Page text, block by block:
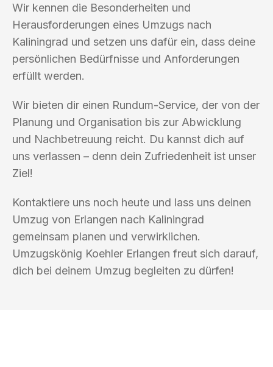
Wir kennen die Besonderheiten und
Herausforderungen eines Umzugs nach
Kaliningrad und setzen uns dafür ein, dass deine
persönlichen Bedürfnisse und Anforderungen
erfüllt werden.
Wir bieten dir einen Rundum-Service, der von der
Planung und Organisation bis zur Abwicklung
und Nachbetreuung reicht. Du kannst dich auf
uns verlassen – denn dein Zufriedenheit ist unser
Ziel!
Kontaktiere uns noch heute und lass uns deinen
Umzug von Erlangen nach Kaliningrad
gemeinsam planen und verwirklichen.
Umzugskönig Koehler Erlangen freut sich darauf,
dich bei deinem Umzug begleiten zu dürfen!